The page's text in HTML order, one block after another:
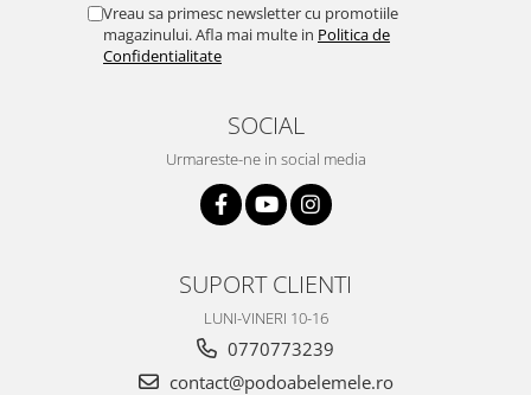
Vreau sa primesc newsletter cu promotiile
magazinului. Afla mai multe in Politica de
Confidentialitate
SOCIAL
Urmareste-ne in social media
SUPORT CLIENTI
LUNI-VINERI 10-16
0770773239
contact@podoabelemele.ro